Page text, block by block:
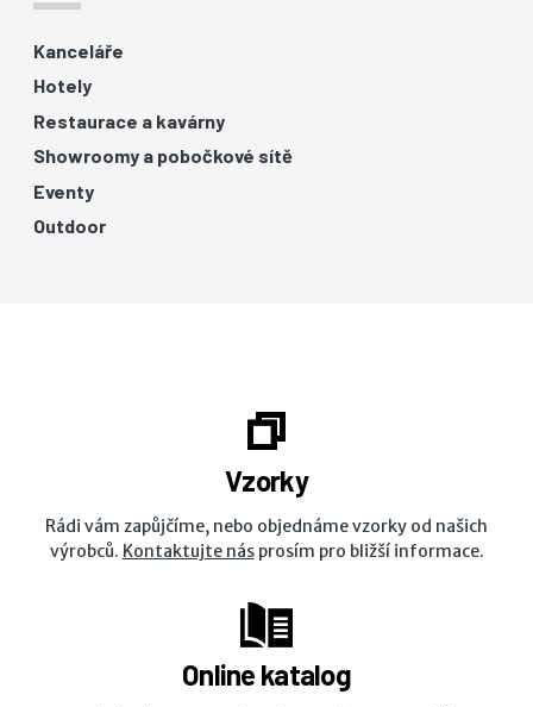
Kanceláře
Hotely
Restaurace a kavárny
Showroomy a pobočkové sítě
Eventy
Outdoor
Vzorky
Rádi vám zapůjčíme, nebo objednáme vzorky od našich
výrobců. Kontaktujte násprosím pro bližší informace.
Online katalog